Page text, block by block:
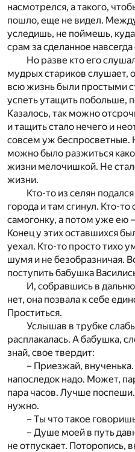
насмотрелся, а такого,
пошло, еще не видел.
уследишь, не поймешь,
срам за сделанное
Но разве кто его
мудрых стариков слушает,
всю жизнь были простыми
успеть утащить побольше,
Казалось, так можно
и тащить стало нечего и
совсем уж беспросветные.
можно было разжиться
жизни мелочишкой. Не
жизни.
Кто-то из селян
города и там сгинул. Кто-то
самогонку, а потом уже ею
Конец у этих оставшихся
уехал. Кто-то просто тихо
шумя и не безобразничая.
поступить бабушка
И, собравшись в
нет, она позвала к себе
Проститься.
Услышав в трубке
расплакалась. А бабушка,
знай, свое твердит:
– Приезжай,
напоследок надо. Может,
пара часов. Лучше
нужно.
– Ты что такое
– Душе моей в путь
не отпускает. Поторопись,